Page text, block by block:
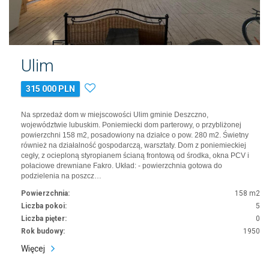
Ulim
315 000 PLN
Na sprzedaż dom w miejscowości Ulim gminie Deszczno,
województwie lubuskim. Poniemiecki dom parterowy, o przybliżonej
powierzchni 158 m2, posadowiony na działce o pow. 280 m2. Świetny
również na działalność gospodarczą, warsztaty. Dom z poniemieckiej
cegły, z ocieploną styropianem ścianą frontową od środka, okna PCV i
połaciowe drewniane Fakro. Układ: - powierzchnia gotowa do
podzielenia na poszcz…
Powierzchnia:
158 m2
Liczba pokoi:
5
Liczba pięter:
0
Rok budowy:
1950
Więcej